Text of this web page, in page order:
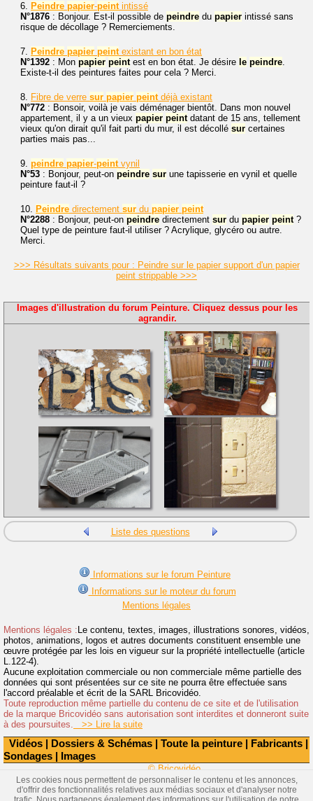
Vidéos | Dossiers & Schémas | Toute la peinture | Fabricants |
Sondages | Images
6. Peindre papier-peintintissé
N°1876 : Bonjour. Est-il possible de peindre du papier intissé sans
risque de décollage ? Remerciements.
7. Peindre papier peintexistant en bon état
N°1392 : Mon papier peintest en bon état. Je désire le peindre.
Existe-t-il des peintures faites pour cela ? Merci.
8. Fibre de verre sur papier peintdéjà existant
N°772 : Bonsoir, voilà je vais déménager bientôt. Dans mon nouvel
appartement, il y a un vieux papier peintdatant de 15 ans, tellement
vieux qu'on dirait qu'il fait parti du mur, il est décollé sur certaines
parties mais pas...
9. peindre papier-peintvynil
N°53 : Bonjour, peut-on peindre sur une tapisserie en vynil et quelle
peinture faut-il ?
10. Peindre directement sur du papier peint
N°2288 : Bonjour, peut-on peindre directement sur du papier peint?
Quel type de peinture faut-il utiliser ? Acrylique, glycéro ou autre.
Merci.
>>> Résultats suivants pour : Peindre sur le papier support d'un papier
peint strippable >>>
Images d'illustration du forum Peinture. Cliquez dessus pour les
agrandir.
Liste des questions
Informations sur le forum Peinture
Informations sur le moteur du forum
Mentions légales
Mentions légales : Le contenu, textes, images, illustrations sonores, vidéos,
photos, animations, logos et autres documents constituent ensemble une
œuvre protégée par les lois en vigueur sur la propriété intellectuelle (article
L.122-4).
Aucune exploitation commerciale ou non commerciale même partielle des
données qui sont présentées sur ce site ne pourra être effectuée sans
l'accord préalable et écrit de la SARL Bricovidéo.
Toute reproduction même partielle du contenu de ce site et de l'utilisation
de la marque Bricovidéo sans autorisation sont interdites et donneront suite
à des poursuites. >> Lire la suite
© Bricovidéo
Les cookies nous permettent de personnaliser le contenu et les annonces,
d'offrir des fonctionnalités relatives aux médias sociaux et d'analyser notre